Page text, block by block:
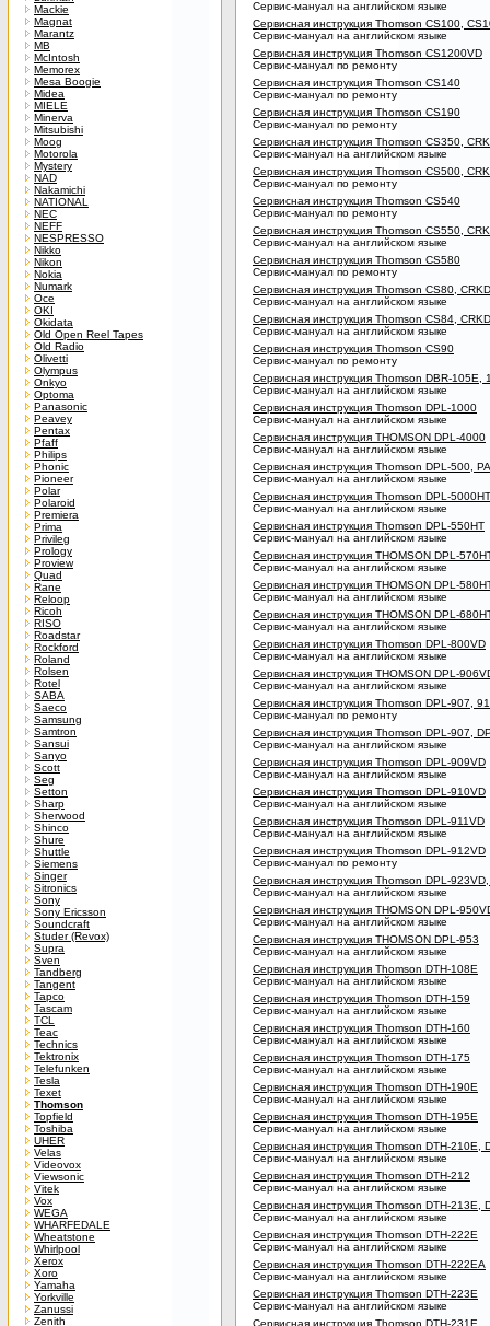
Mackie
Magnat
Marantz
MB
McIntosh
Memorex
Mesa Boogie
Midea
MIELE
Minerva
Mitsubishi
Moog
Motorola
Mystery
NAD
Nakamichi
NATIONAL
NEC
NEFF
NESPRESSO
Nikko
Nikon
Nokia
Numark
Oce
OKI
Okidata
Old Open Reel Tapes
Old Radio
Olivetti
Olympus
Onkyo
Optoma
Panasonic
Peavey
Pentax
Pfaff
Philips
Phonic
Pioneer
Polar
Polaroid
Premiera
Prima
Privileg
Prology
Proview
Quad
Rane
Reloop
Ricoh
RISO
Roadstar
Rockford
Roland
Rolsen
Rotel
SABA
Saeco
Samsung
Samtron
Sansui
Sanyo
Scott
Seg
Setton
Sharp
Sherwood
Shinco
Shure
Shuttle
Siemens
Singer
Sitronics
Sony
Sony Ericsson
Soundcraft
Studer (Revox)
Supra
Sven
Tandberg
Tangent
Tapco
Tascam
TCL
Teac
Technics
Tektronix
Telefunken
Tesla
Texet
Thomson
Topfield
Toshiba
UHER
Velas
Videovox
Viewsonic
Vitek
Vox
WEGA
WHARFEDALE
Wheatstone
Whirlpool
Xerox
Xoro
Yamaha
Yorkville
Zanussi
Zenith
Сервис-мануал на английском языке
Сервисная инструкция Thomson CS100,
Сервис-мануал на английском языке
Сервисная инструкция Thomson CS1200VD
Сервис-мануал по ремонту
Сервисная инструкция Thomson CS140
Сервис-мануал по ремонту
Сервисная инструкция Thomson CS190
Сервис-мануал по ремонту
Сервисная инструкция Thomson CS350,
Сервис-мануал на английском языке
Сервисная инструкция Thomson CS500,
Сервис-мануал по ремонту
Сервисная инструкция Thomson CS540
Сервис-мануал по ремонту
Сервисная инструкция Thomson CS550,
Сервис-мануал на английском языке
Сервисная инструкция Thomson CS580
Сервис-мануал по ремонту
Сервисная инструкция Thomson CS80,
Сервис-мануал на английском языке
Сервисная инструкция Thomson CS84,
Сервис-мануал на английском языке
Сервисная инструкция Thomson CS90
Сервис-мануал по ремонту
Сервисная инструкция Thomson DBR-105E,
Сервис-мануал на английском языке
Сервисная инструкция Thomson DPL-1000
Сервис-мануал на английском языке
Сервисная инструкция THOMSON DPL-4000
Сервис-мануал на английском языке
Сервисная инструкция Thomson DPL-500,
Сервис-мануал на английском языке
Сервисная инструкция Thomson DPL-
Сервис-мануал на английском языке
Сервисная инструкция Thomson DPL-550HT
Сервис-мануал на английском языке
Сервисная инструкция THOMSON DPL-
Сервис-мануал на английском языке
Сервисная инструкция THOMSON DPL-
Сервис-мануал на английском языке
Сервисная инструкция THOMSON DPL-
Сервис-мануал на английском языке
Сервисная инструкция Thomson DPL-800VD
Сервис-мануал на английском языке
Сервисная инструкция THOMSON DPL-
Сервис-мануал на английском языке
Сервисная инструкция Thomson DPL-907,
Сервис-мануал по ремонту
Сервисная инструкция Thomson DPL-907,
Сервис-мануал на английском языке
Сервисная инструкция Thomson DPL-909VD
Сервис-мануал на английском языке
Сервисная инструкция Thomson DPL-910VD
Сервис-мануал на английском языке
Сервисная инструкция Thomson DPL-911VD
Сервис-мануал на английском языке
Сервисная инструкция Thomson DPL-912VD
Сервис-мануал по ремонту
Сервисная инструкция Thomson DPL-
Сервис-мануал на английском языке
Сервисная инструкция THOMSON DPL-
Сервис-мануал на английском языке
Сервисная инструкция THOMSON DPL-953
Сервис-мануал на английском языке
Сервисная инструкция Thomson DTH-108E
Сервис-мануал на английском языке
Сервисная инструкция Thomson DTH-159
Сервис-мануал на английском языке
Сервисная инструкция Thomson DTH-160
Сервис-мануал на английском языке
Сервисная инструкция Thomson DTH-175
Сервис-мануал на английском языке
Сервисная инструкция Thomson DTH-190E
Сервис-мануал на английском языке
Сервисная инструкция Thomson DTH-195E
Сервис-мануал на английском языке
Сервисная инструкция Thomson DTH-210E,
Сервис-мануал на английском языке
Сервисная инструкция Thomson DTH-212
Сервис-мануал на английском языке
Сервисная инструкция Thomson DTH-213E,
Сервис-мануал на английском языке
Сервисная инструкция Thomson DTH-222E
Сервис-мануал на английском языке
Сервисная инструкция Thomson DTH-222EA
Сервис-мануал на английском языке
Сервисная инструкция Thomson DTH-223E
Сервис-мануал на английском языке
Сервисная инструкция Thomson DTH-231E